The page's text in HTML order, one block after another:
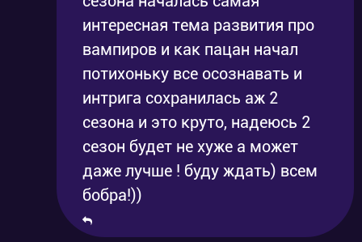
интересная тема развития про
вампиров и как пацан начал
потихоньку все осознавать и
интрига сохранилась аж 2
сезона и это круто, надеюсь 2
сезон будет не хуже а может
даже лучше ! буду ждать) всем
бобра!))